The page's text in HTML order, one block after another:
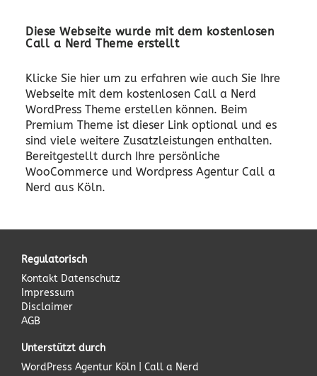
Diese Webseite wurde mit dem kostenlosen
Call a Nerd Theme erstellt
Klicke Sie hier um zu erfahren wie auch Sie Ihre
Webseite mit dem kostenlosen Call a Nerd
WordPress Theme erstellen können. Beim
Premium Theme ist dieser Link optional und es
sind viele weitere Zusatzleistungen enthalten.
Bereitgestellt durch Ihre persönliche
WooCommerce und Wordpress Agentur Call a
Nerd aus Köln.
Regulatorisch
Kontakt Datenschutz
Impressum
Disclaimer
AGB
Unterstützt durch
WordPress Agentur Köln | Call a Nerd